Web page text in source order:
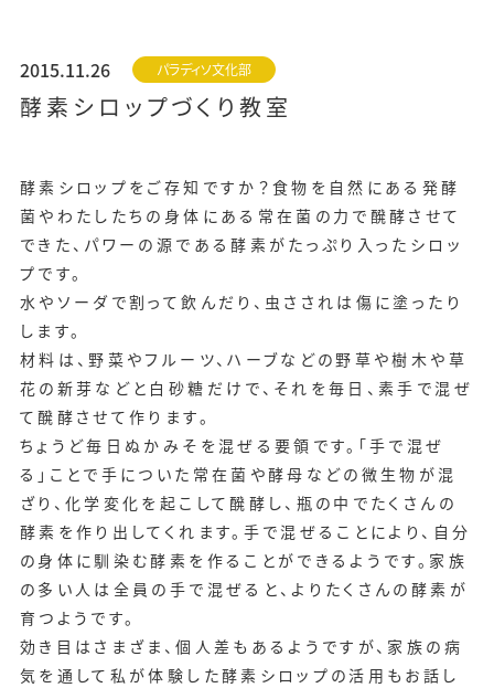
2015.11.26 パラディソ文化部
酵素シロップづくり教室
酵素シロップをご存知ですか？食物を自然にある発酵
菌やわたしたちの身体にある常在菌の力で醗酵させて
できた、パワーの源である酵素がたっぷり入ったシロッ
プです。
水やソーダで割って飲んだり、虫さされは傷に塗ったり
します。
材料は、野菜やフルーツ、ハーブなどの野草や樹木や草
花の新芽などと白砂糖だけで、それを毎日、素手で混ぜ
て醗酵させて作ります。
ちょうど毎日ぬかみそを混ぜる要領です。「手で混ぜ
る」ことで手についた常在菌や酵母などの微生物が混
ざり、化学変化を起こして醗酵し、瓶の中でたくさんの
酵素を作り出してくれます。手で混ぜることにより、自分
の身体に馴染む酵素を作ることができるようです。家族
の多い人は全員の手で混ぜると、よりたくさんの酵素が
育つようです。
効き目はさまざま、個人差もあるようですが、家族の病
気を通して私が体験した酵素シロップの活用もお話し